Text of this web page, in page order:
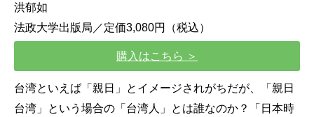
洪郁如
法政大学出版局／定価3,080円（税込）
購入はこちら ＞
台湾といえば「親日」とイメージされがちだが、「親日
台湾」という場合の「台湾人」とは誰なのか？「日本時